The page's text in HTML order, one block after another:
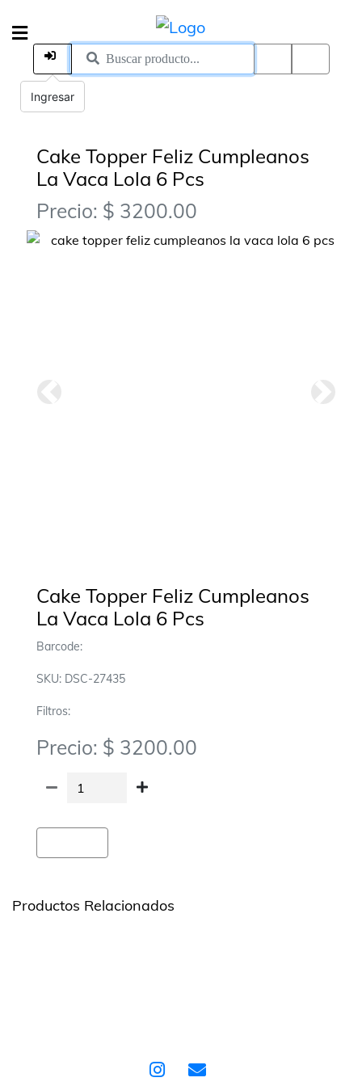
Cake Topper Feliz Cumpleanos
La Vaca Lola 6 Pcs
Precio: $ 3200.00
Cake Topper Feliz Cumpleanos
La Vaca Lola 6 Pcs
Barcode:
SKU: DSC-27435
Filtros:
Precio: $ 3200.00
Productos Relacionados
Ingresar